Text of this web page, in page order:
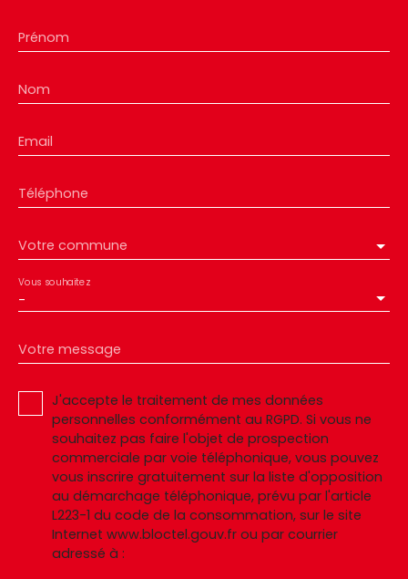
Prénom
Nom
Email
Téléphone
Votre commune
-
Vous souhaitez
Votre message
J'accepte le traitement de mes données
personnelles conformément au RGPD. Si vous ne
souhaitez pas faire l'objet de prospection
commerciale par voie téléphonique, vous pouvez
vous inscrire gratuitement sur la liste d'opposition
au démarchage téléphonique, prévu par l'article
L223-1 du code de la consommation, sur le site
Internet www.bloctel.gouv.fr ou par courrier
adressé à :